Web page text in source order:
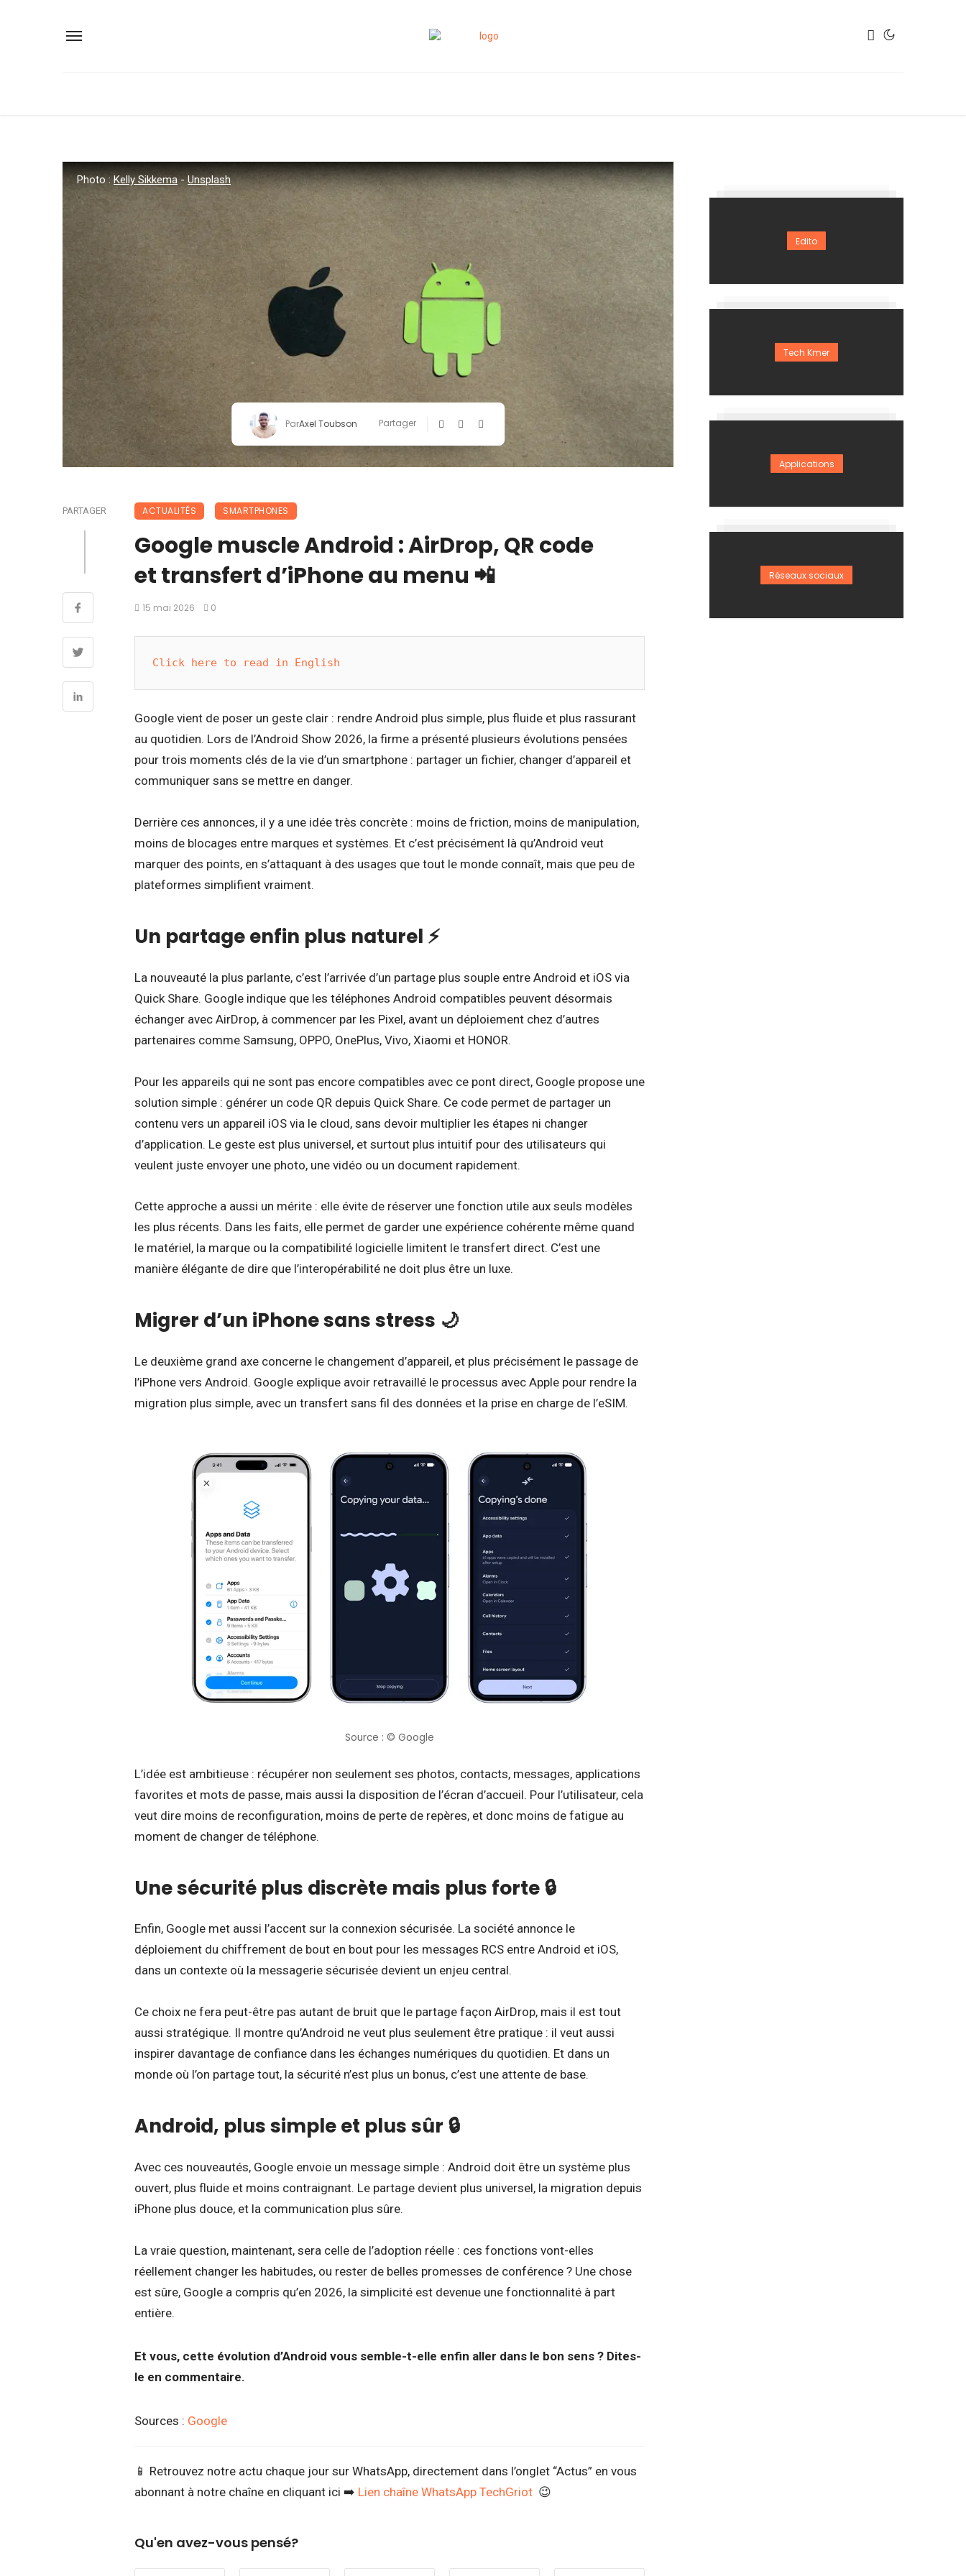
Photo :Kelly Sikkema-Unsplash
ParAxel Toubson Partager
PARTAGER ACTUALITÉS SMARTPHONES
Google muscle Android : AirDrop, QR code
et transfert d’iPhone au menu 📲
15 mai 2026 0
Click here to read in English
Google vient de poser un geste clair : rendre Android plus simple, plus fluide et plus rassurant
au quotidien. Lors de l’Android Show 2026, la firme a présenté plusieurs évolutions pensées
pour trois moments clés de la vie d’un smartphone : partager un fichier, changer d’appareil et
communiquer sans se mettre en danger.
Derrière ces annonces, il y a une idée très concrète : moins de friction, moins de manipulation,
moins de blocages entre marques et systèmes. Et c’est précisément là qu’Android veut
marquer des points, en s’attaquant à des usages que tout le monde connaît, mais que peu de
plateformes simplifient vraiment.
Un partage enfin plus naturel ⚡
La nouveauté la plus parlante, c’est l’arrivée d’un partage plus souple entre Android et iOS via
Quick Share. Google indique que les téléphones Android compatibles peuvent désormais
échanger avec AirDrop, à commencer par les Pixel, avant un déploiement chez d’autres
partenaires comme Samsung, OPPO, OnePlus, Vivo, Xiaomi et HONOR.
Pour les appareils qui ne sont pas encore compatibles avec ce pont direct, Google propose une
solution simple : générer un code QR depuis Quick Share. Ce code permet de partager un
contenu vers un appareil iOS via le cloud, sans devoir multiplier les étapes ni changer
d’application. Le geste est plus universel, et surtout plus intuitif pour des utilisateurs qui
veulent juste envoyer une photo, une vidéo ou un document rapidement.
Cette approche a aussi un mérite : elle évite de réserver une fonction utile aux seuls modèles
les plus récents. Dans les faits, elle permet de garder une expérience cohérente même quand
le matériel, la marque ou la compatibilité logicielle limitent le transfert direct. C’est une
manière élégante de dire que l’interopérabilité ne doit plus être un luxe.
Migrer d’un iPhone sans stress 🌙
Le deuxième grand axe concerne le changement d’appareil, et plus précisément le passage de
l’iPhone vers Android. Google explique avoir retravaillé le processus avec Apple pour rendre la
migration plus simple, avec un transfert sans fil des données et la prise en charge de l’eSIM.
Source : © Google
L’idée est ambitieuse : récupérer non seulement ses photos, contacts, messages, applications
favorites et mots de passe, mais aussi la disposition de l’écran d’accueil. Pour l’utilisateur, cela
veut dire moins de reconfiguration, moins de perte de repères, et donc moins de fatigue au
moment de changer de téléphone.
Une sécurité plus discrète mais plus forte 🔒
Enfin, Google met aussi l’accent sur la connexion sécurisée. La société annonce le
déploiement du chiffrement de bout en bout pour les messages RCS entre Android et iOS,
dans un contexte où la messagerie sécurisée devient un enjeu central.
Ce choix ne fera peut-être pas autant de bruit que le partage façon AirDrop, mais il est tout
aussi stratégique. Il montre qu’Android ne veut plus seulement être pratique : il veut aussi
inspirer davantage de confiance dans les échanges numériques du quotidien. Et dans un
monde où l’on partage tout, la sécurité n’est plus un bonus, c’est une attente de base.
Android, plus simple et plus sûr 🔒
Avec ces nouveautés, Google envoie un message simple : Android doit être un système plus
ouvert, plus fluide et moins contraignant. Le partage devient plus universel, la migration depuis
iPhone plus douce, et la communication plus sûre.
La vraie question, maintenant, sera celle de l’adoption réelle : ces fonctions vont-elles
réellement changer les habitudes, ou rester de belles promesses de conférence ? Une chose
est sûre, Google a compris qu’en 2026, la simplicité est devenue une fonctionnalité à part
entière.
Et vous, cette évolution d’Android vous semble-t-elle enfin aller dans le bon sens ? Dites-
le en commentaire.
Sources : Google
📱 Retrouvez notre actu chaque jour sur WhatsApp, directement dans l’onglet “Actus” en vous
abonnant à notre chaîne en cliquant ici ➡️ Lien chaîne WhatsApp TechGriot 😉
Qu'en avez-vous pensé?
Edito
Tech Kmer
Applications
Réseaux sociaux